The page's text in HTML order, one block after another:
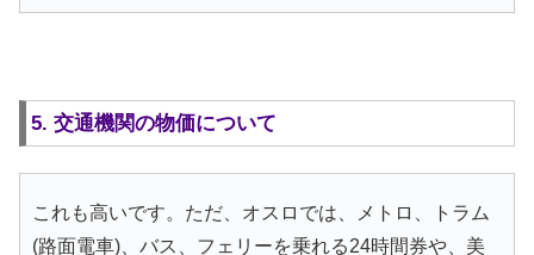
5. 交通機関の物価について
これも高いです。ただ、オスロでは、メトロ、トラム
(路面電車)、バス、フェリーを乗れる24時間券や、美